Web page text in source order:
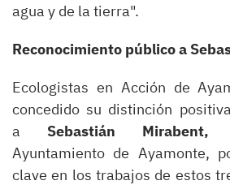
agua y de la tierra".
Reconocimiento público a
Ecologistas en Acción de
concedido su distinción
a Sebastián Mirabent,
Ayuntamiento de Ayamonte,
clave en los trabajos de estos